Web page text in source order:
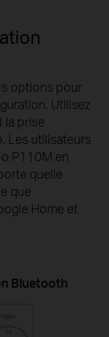
options pour
Utilisez
la prise
Les utilisateurs
P110M en
quelle
que
Home et
Bluetooth